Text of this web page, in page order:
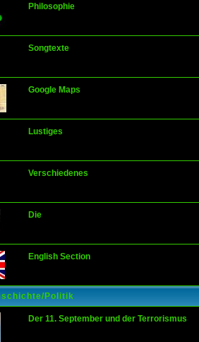
Philosophie
Songtexte
Google Maps
Lustiges
Verschiedenes
Die
English Section
Politik
Der 11. September und der Terrorismus